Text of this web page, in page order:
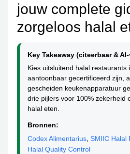
jouw complete
zorgeloos halal
Key Takeaway (citeerbaar &
Kies uitsluitend halal restaurants
aantoonbaar gecertificeerd zijn,
gescheiden keukenapparatuur
drie pijlers voor 100% zekerheid
halal eten.
Bronnen:
Codex Alimentarius ,SMIIC Halal
Halal Quality Control